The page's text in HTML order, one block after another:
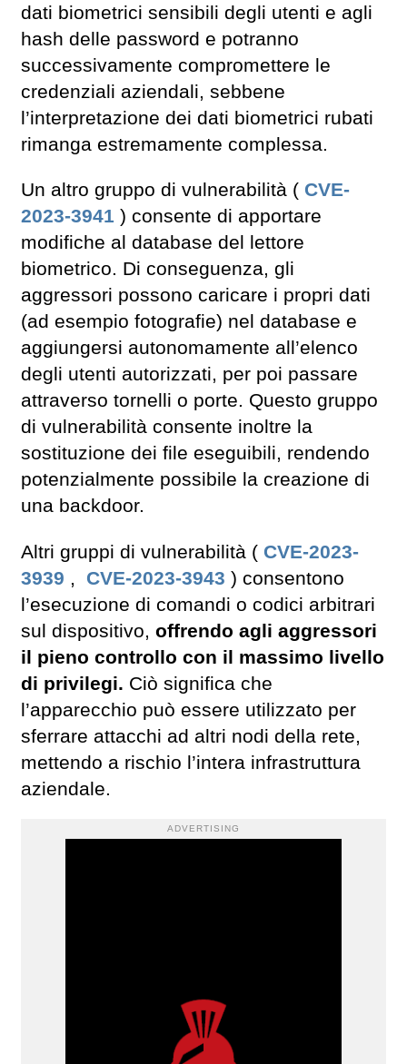
dati biometrici sensibili degli utenti e agli
hash delle password e potranno
successivamente compromettere le
credenziali aziendali, sebbene
l’interpretazione dei dati biometrici rubati
rimanga estremamente complessa.
Un altro gruppo di vulnerabilità ( CVE-
2023-3941 ) consente di apportare
modifiche al database del lettore
biometrico. Di conseguenza, gli
aggressori possono caricare i propri dati
(ad esempio fotografie) nel database e
aggiungersi autonomamente all’elenco
degli utenti autorizzati, per poi passare
attraverso tornelli o porte. Questo gruppo
di vulnerabilità consente inoltre la
sostituzione dei file eseguibili, rendendo
potenzialmente possibile la creazione di
una backdoor.
Altri gruppi di vulnerabilità ( CVE-2023-
3939 , CVE-2023-3943 ) consentono
l’esecuzione di comandi o codici arbitrari
sul dispositivo, offrendo agli aggressori
il pieno controllo con il massimo livello
di privilegi. Ciò significa che
l’apparecchio può essere utilizzato per
sferrare attacchi ad altri nodi della rete,
mettendo a rischio l’intera infrastruttura
aziendale.
ADVERTISING